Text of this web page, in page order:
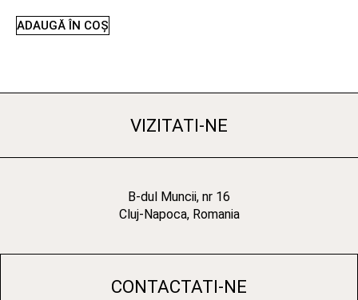
ADAUGĂ ÎN COȘ
VIZITATI-NE
B-dul Muncii, nr 16
Cluj-Napoca, Romania
CONTACTATI-NE